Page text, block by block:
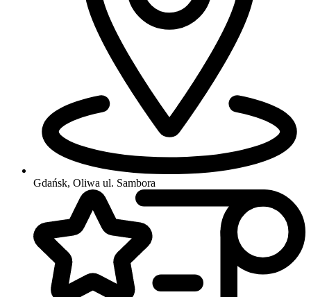
Gdańsk, Oliwa ul. Sambora